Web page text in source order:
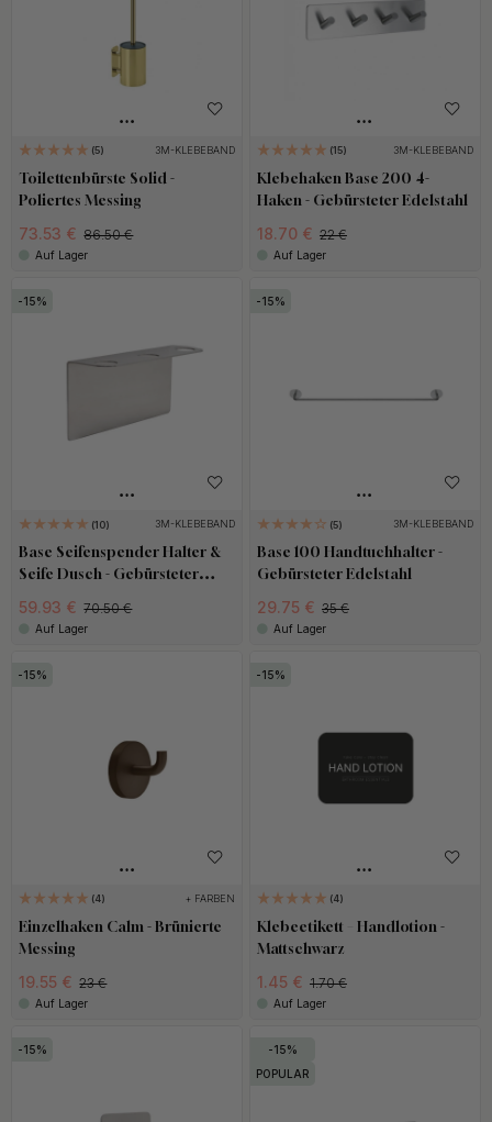
5 3M-KLEBEBAND
Toilettenbürste Solid -
Poliertes Messing
73.53 € 86.50 €
Auf Lager
15 3M-KLEBEBAND
Klebehaken Base 200 4-
Haken - Gebürsteter Edelstahl
18.70 € 22 €
Auf Lager
15
10 3M-KLEBEBAND
Base Seifenspender Halter &
Seife Dusch - Gebürsteter
59.93 € 70.50 €
Auf Lager
15
5 3M-KLEBEBAND
Base 100 Handtuchhalter -
Gebürsteter Edelstahl
29.75 € 35 €
Auf Lager
15
4 + FARBEN
Einzelhaken Calm - Brünierte
Messing
19.55 € 23 €
Auf Lager
15
4
Klebeetikett – Handlotion -
Mattschwarz
1.45 € 1.70 €
Auf Lager
15
15
POPULAR